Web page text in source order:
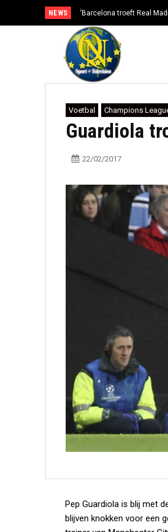
NEWS ‘Barcelona troeft Real
Voetbal Champions
Guardiola
22/02/2017
Pep Guardiola is blij met
blijven knokken voor een